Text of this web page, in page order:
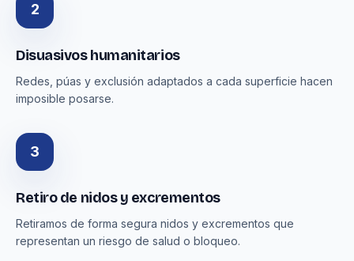
2
Disuasivos humanitarios
Redes, púas y exclusión adaptados a cada superficie hacen
imposible posarse.
3
Retiro de nidos y excrementos
Retiramos de forma segura nidos y excrementos que
representan un riesgo de salud o bloqueo.